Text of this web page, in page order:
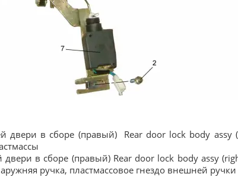
двери в сборе (правый) Rear door lock body
двери в сборе (правый) Rear door lock body
ручка, пластмассовое гнездо внешней ручки